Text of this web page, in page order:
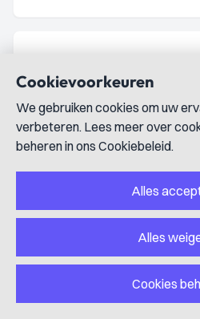
Strafrecht uitspraak
Hoger beroep wegens
en
procedure
Het gerechtshof Den Haag
taakstraf van 240 uur en een
gevangenisstraf van 6 maanden
bezit van harddrugs en
verbeurdverklaring van
Cookievoorkeuren
We gebruiken cookies om uw
verbeteren. Lees meer over
beheren in ons Cookiebeleid.
Alles
Alles
Cookies